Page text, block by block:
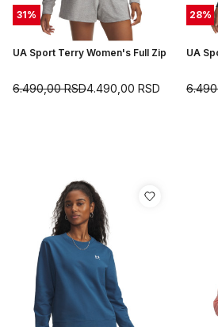
31%
UA Sport Terry Women's Full Zip
4.490,00 RSD
6.490,00RSD
28%
UA